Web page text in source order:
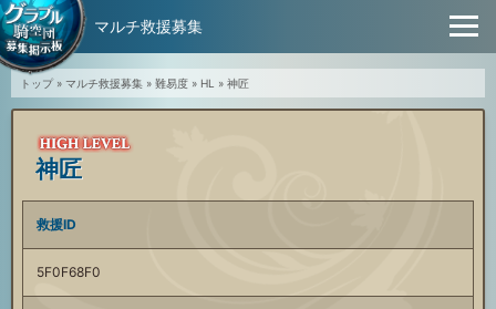
トップ» マルチ救援募集 » 難易度 » HL » 神匠
神匠
救援ID
5F0F68F0
マルチ救援募集